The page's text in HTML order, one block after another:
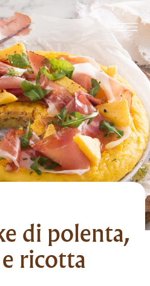
di polenta,
ricotta